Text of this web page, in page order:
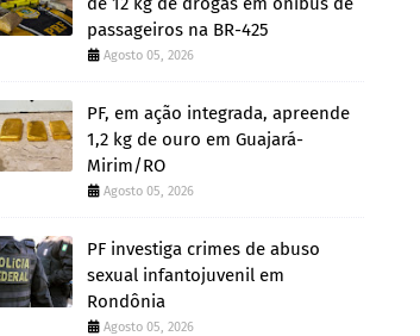
passageiros na BR-425
Agosto 05, 2026
PF, em ação integrada, apreende
1,2 kg de ouro em Guajará-
Mirim/RO
Agosto 05, 2026
PF investiga crimes de abuso
sexual infantojuvenil em
Rondônia
Agosto 05, 2026